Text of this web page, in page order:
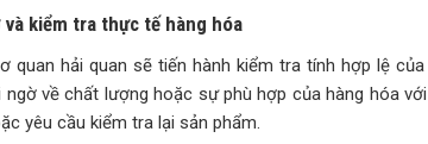
và kiểm tra thực tế hàng hóa
quan hải quan sẽ tiến hành kiểm tra tính hợp lệ
về chất lượng hoặc sự phù hợp của hàng hóa
yêu cầu kiểm tra lại sản phẩm.